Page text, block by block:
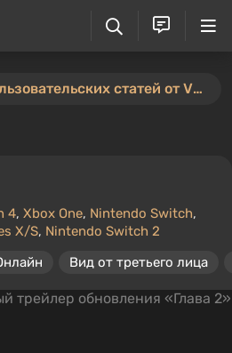
⚡️ Новый конкурс пользовательских статей от VGTimes — участвуйте тут ⚡️
4, Xbox One, Nintendo Switch,
X/S, Nintendo Switch 2
Вид от третьего лица